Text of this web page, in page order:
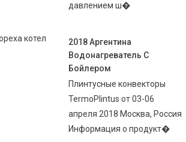
котел
давлением ш�
2018 Аргентина
Водонагреватель С
Бойлером
Плинтусные конвекторы
TermoPlintus от 03-06
апреля 2018 Москва, Россия
Информация о продукт�